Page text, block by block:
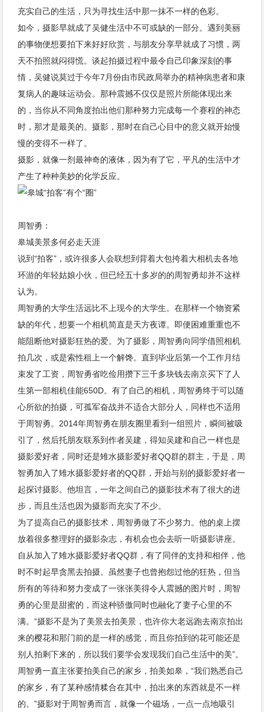
充实自己的生活，只为寻找生活中那一抹不一样的色彩。
如今，摄影早就成了吴健生活中不可或缺的一部分。遇到美丽
的事物便想要拍下来好好欣赏，与朋友分享早就成了习惯，两
天不拍照就闷得慌。谈起拍摄过程中最令自己印象深刻的事
情，吴健说莫过于今年7月份由市民政局举办的精神病患者和康
复病人的趣味运动会。那种震撼不仅仅是照片所能体现出来
的，当你从不同角度拍出他们那种努力完成每一个赛程的神态
时，那才是最美的。摄影，那时在自己心目中的意义就开始慢
慢的变得不一样了。
摄影，就像一剂最神奇的液体，因为有了它，平凡的生活中才
产生了种种美妙的化学反应。
周智勇：
皋城美景多何必走天涯
说到“拍客”，或许很多人会联想到背着大包挎着大相机去各地
环游的年轻姑娘小伙，但已经五十多岁的的周智勇却并不这样
认为。
周智勇的大学生活远比不上现今的大学生。在那样一个物资紧
缺的年代，想要一个相机简直是天方夜谭。即便困难重重也不
能阻断他对摄影狂热的爱。为了摄影，周智勇向同学借照相机
拍几次，或是索性租上一个解馋。直到毕业后第一个工作月结
束发了工资，周智勇省吃俭用攒下三千多块钱去南京买下了人
生第一部相机佳能650D。有了自己的相机，周智勇终于可以随
心所欲的拍摄，可孤军奋战并不适合大部分人，同样也不适用
于周智勇。2014年周智勇在朋友圈里看到一组照片，瞬间被吸
引了，然后托朋友联系到作者吴建，得知吴建和自己一样也是
摄影爱好者，同时还是雉水摄影爱好者QQ群的群主，于是，周
智勇加入了雉水摄影爱好者的QQ群，开始与别的摄影爱好者一
起探讨摄影。他坦言，一年之间自己的摄影技术有了很大的进
步，而且生活也因为摄影而充实了不少。
为了提高自己的摄影技术，周智勇做了不少努力。他的桌上摆
放着很多整理好的摄影杂志，有机会也会去听一听摄影讲座。
自从加入了雉水摄影爱好者QQ群，有了同伴的支持和相伴，他
时不时起早贪黑去拍摄。虽然妻子也曾抱怨过他的狂热，但当
所有的等待和努力变成了一张张美得令人震撼的图片时，周智
勇的心里是甜蜜的，而这种骄傲同时也融化了妻子心里的不
满。“摄影不是为了美景去拍美景，也许你大老远跑去南京拍出
来的樱花和那门前的是一样的感觉，而且你拍到的花可能还是
别人拍剩下来的，所以我们要学会发现我们自己生活中的美”。
周智勇一直主张要拍美自己的家乡，拍美如皋，“我们熟悉自己
的家乡，有了某种感情糅合在其中，拍出来的东西就是不一样
的。”摄影对于周智勇而言，就像一个磁场，一点一点地吸引